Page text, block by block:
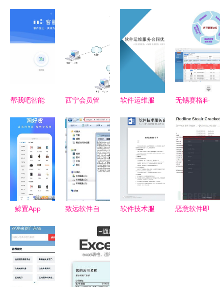
帮我吧智能
彻底讲透软
件企业怎么
做好客户服
务
西宁会员管
指南 从功
能到服务的
全面解析
软件运维服
条款与实务
要点解析
无锡赛格科
字化转型的
智能引擎
鲸置App
版全新上
线，二手交
易更便捷
致远软件自
智能化的高
效服务新体
验
软件技术服
恶意软件即